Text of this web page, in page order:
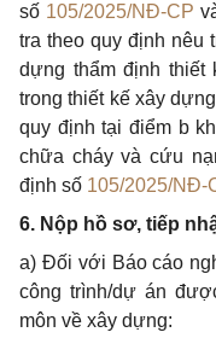
số 105/2025/NĐ-CP
tra theo quy định nêu
dựng thẩm định thiết
trong thiết kế xây
quy định tại điểm b
chữa cháy và cứu
định số 105/2025/NĐ-
6. Nộp hồ sơ, tiếp
a) Đối với Báo cáo
công trình/dự án
môn về xây dựng: